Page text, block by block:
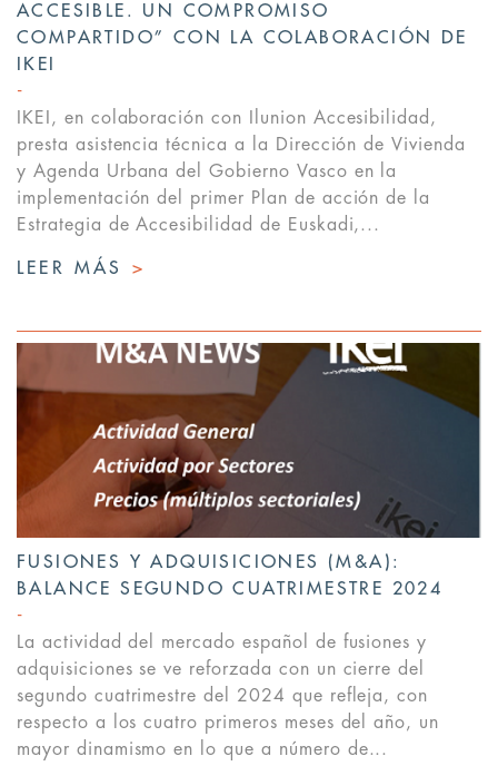
ACCESIBLE. UN COMPROMISO
COMPARTIDO” CON LA COLABORACIÓN DE
IKEI
IKEI, en colaboración con Ilunion Accesibilidad,
presta asistencia técnica a la Dirección de Vivienda
y Agenda Urbana del Gobierno Vasco en la
implementación del primer Plan de acción de la
Estrategia de Accesibilidad de Euskadi,...
LEER MÁS >
FUSIONES Y ADQUISICIONES (M&A):
BALANCE SEGUNDO CUATRIMESTRE 2024
La actividad del mercado español de fusiones y
adquisiciones se ve reforzada con un cierre del
segundo cuatrimestre del 2024 que refleja, con
respecto a los cuatro primeros meses del año, un
mayor dinamismo en lo que a número de...